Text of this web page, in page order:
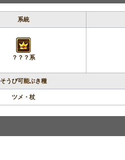
系統
？？？系
そうび可能ぶき種
ツメ・杖